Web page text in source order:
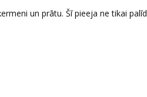
un prātu. Šī pieeja ne tikai